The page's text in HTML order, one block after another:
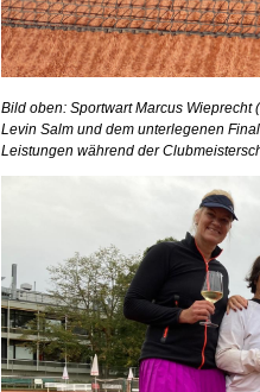
Bild oben: Sportwart Marcus
Levin Salm und dem unterlegenen
Leistungen während der